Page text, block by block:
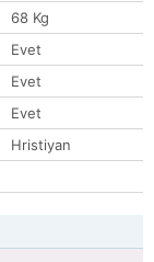
68 Kg
Evet
Evet
Evet
Hristiyan